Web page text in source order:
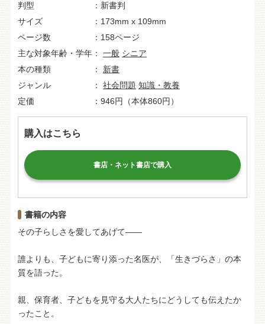
判型
新書判
サイズ
173mm x 109mm
ページ数
158ページ
主な対象年齢・学年
一般 シニア
本の種類
新書
ジャンル
社会問題 知識・教養
定価
946円（本体860円）
購入はこちら
書店・ネット書店で購入
書籍の内容
その子らしさを愛してあげて――
誰よりも、子どもに寄り添った名医が、「生きづらさ」の本
質を語った。
親、保育者、子どもを見守る大人たちにどうしても伝えたか
ったこと。